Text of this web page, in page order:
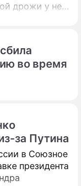
дрожи у нее
страны
во время
за Путина
в Союзное
президента